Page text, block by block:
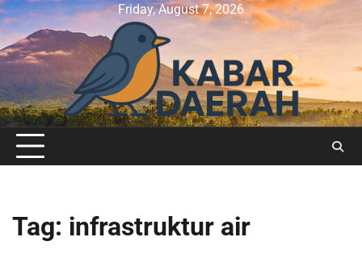
Skip
to
content
Friday, August 7, 2026
Tag: infrastruktur air